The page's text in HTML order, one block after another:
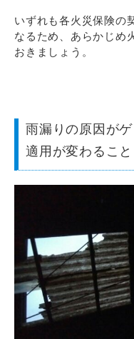
いずれも各火災保険の
なるため、あらかじめ
おきましょう。
雨漏りの原因が
適用が変わること